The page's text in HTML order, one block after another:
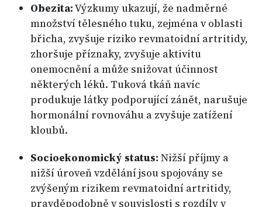
Obezita:Výzkumy ukazují, že nadměrné
množství tělesného tuku, zejména v oblasti
břicha, zvyšuje riziko revmatoidní artritidy,
zhoršuje příznaky, zvyšuje aktivitu
onemocnění a může snižovat účinnost
některých léků. Tuková tkáň navíc
produkuje látky podporující zánět, narušuje
hormonální rovnováhu a zvyšuje zatížení
kloubů.
Socioekonomický status: Nižší příjmy a
nižší úroveň vzdělání jsou spojovány se
zvýšeným rizikem revmatoidní artritidy,
pravděpodobně v souvislosti s rozdíly v